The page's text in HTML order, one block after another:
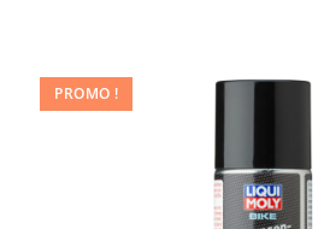
PROMO !